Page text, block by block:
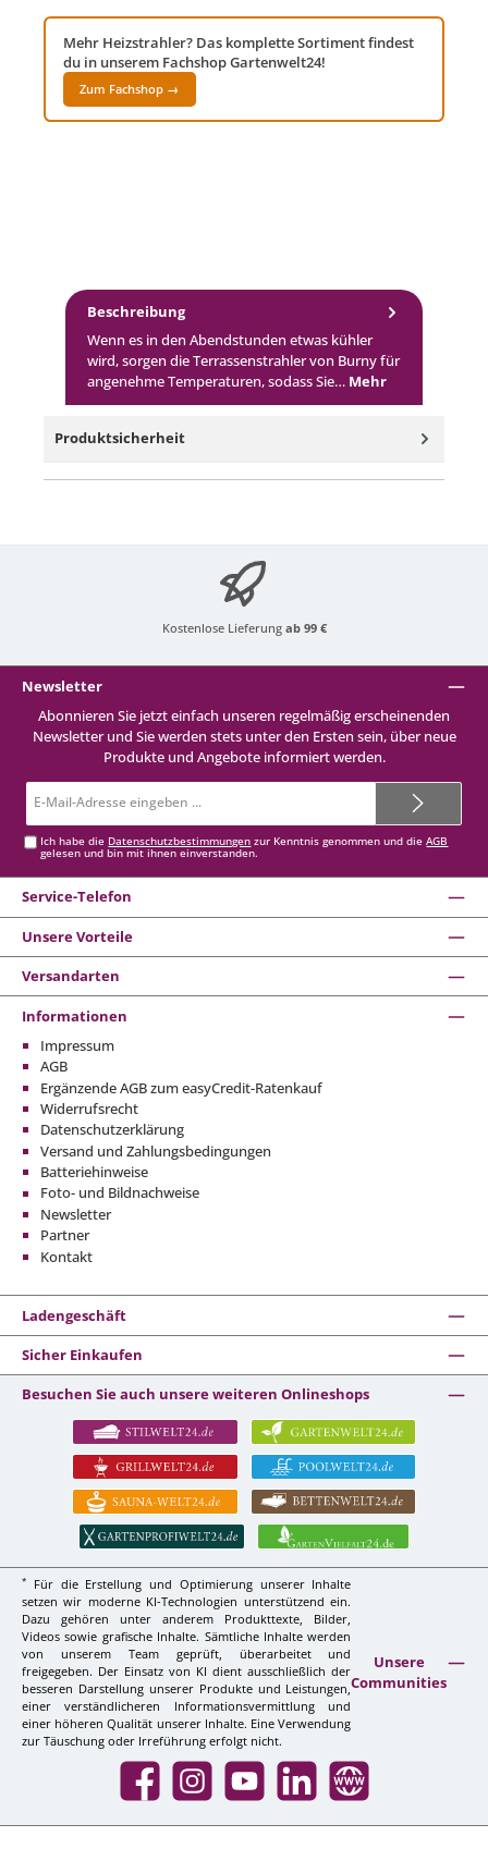
Mehr Heizstrahler? Das komplette Sortiment findest
du in unserem Fachshop Gartenwelt24!
Zum Fachshop →
Beschreibung
Wenn es in den Abendstunden etwas kühler
wird, sorgen die Terrassenstrahler von Burny für
angenehme Temperaturen, sodass Sie… Mehr
Produktsicherheit
Kostenlose Lieferung ab 99 €
Newsletter
Abonnieren Sie jetzt einfach unseren regelmäßig erscheinenden
Newsletter und Sie werden stets unter den Ersten sein, über neue
Produkte und Angebote informiert werden.
Mail-
Ich habe die Datenschutzbestimmungen zur Kenntnis genommen und dieAGB
gelesen und bin mit ihnen einverstanden.
Service-Telefon
Unsere Vorteile
Versandarten
Informationen
Impressum
AGB
Ergänzende AGB zum easyCredit-Ratenkauf
Widerrufsrecht
Datenschutzerklärung
Versand und Zahlungsbedingungen
Batteriehinweise
Foto- und Bildnachweise
Newsletter
Partner
Kontakt
Ladengeschäft
Sicher Einkaufen
Besuchen Sie auch unsere weiteren Onlineshops
*
Für die Erstellung und Optimierung unserer Inhalte
setzen wir moderne KI-Technologien unterstützend ein.
Dazu gehören unter anderem Produkttexte, Bilder,
Videos sowie grafische Inhalte. Sämtliche Inhalte werden
von unserem Team geprüft, überarbeitet und
freigegeben. Der Einsatz von KI dient ausschließlich der
besseren Darstellung unserer Produkte und Leistungen,
einer verständlicheren Informationsvermittlung und
einer höheren Qualität unserer Inhalte. Eine Verwendung
zur Täuschung oder Irreführung erfolgt nicht.
Unsere
Communities
Facebook InstagramYouTube LinkedIn Website